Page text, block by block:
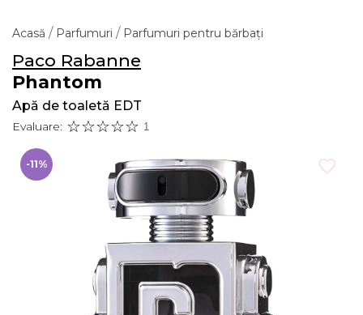
Acasă Parfumuri Parfumuri pentru bărbați
Paco Rabanne
Phantom
Apă de toaletă EDT
Evaluare: 1
-11%